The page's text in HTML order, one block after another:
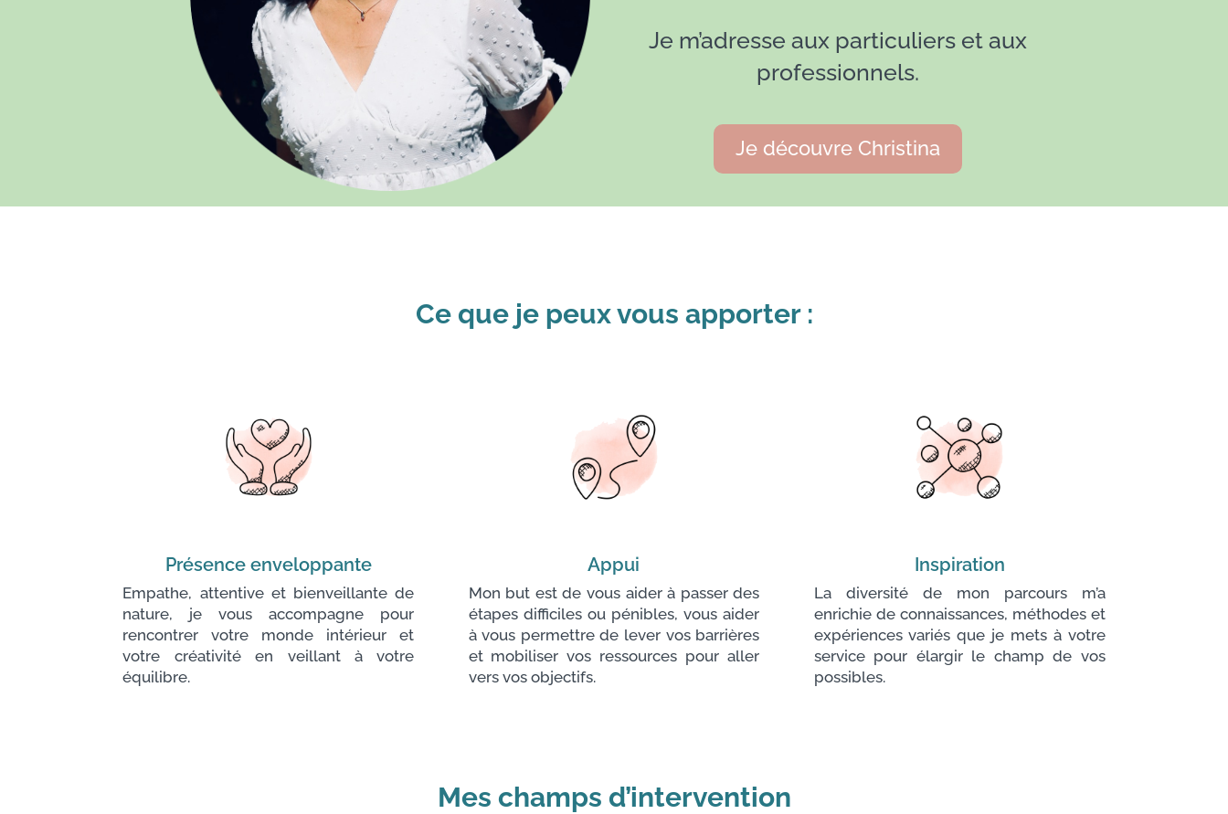
Je m’adresse aux particuliers et aux
professionnels.
Je découvre Christina
Ce que je peux vous apporter :
Présence enveloppante
Empathe, attentive et bienveillante de
nature, je vous accompagne pour
rencontrer votre monde intérieur et
votre créativité en veillant à votre
équilibre.
Appui
Mon but est de vous aider à passer des
étapes difficiles ou pénibles, vous aider
à vous permettre de lever vos barrières
et mobiliser vos ressources pour aller
vers vos objectifs.
Inspiration
La diversité de mon parcours m’a
enrichie de connaissances, méthodes et
expériences variés que je mets à votre
service pour élargir le champ de vos
possibles.
Mes champs d’intervention